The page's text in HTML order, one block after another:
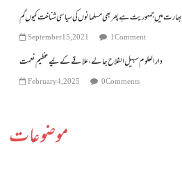
بھارت میں جمہوریت ہے پھر بھی مسلمانوں کی سیاسی شناخت کیوں گم
September 15, 2021 1 Comment
دارالعلوم سبیل الفلاح جالے، علاقے کے لیے عظیم نعمت
February 4, 2025 0 Comments
موضوعات